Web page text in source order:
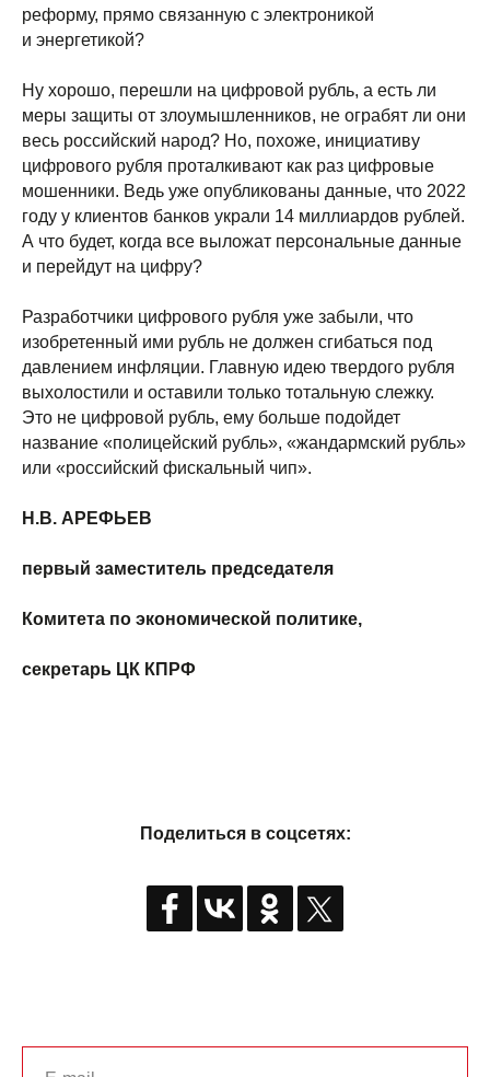
реформу, прямо связанную с электроникой
и энергетикой?
Ну хорошо, перешли на цифровой рубль, а есть ли
меры защиты от злоумышленников, не ограбят ли они
весь российский народ? Но, похоже, инициативу
цифрового рубля проталкивают как раз цифровые
мошенники. Ведь уже опубликованы данные, что 2022
году у клиентов банков украли 14 миллиардов рублей.
А что будет, когда все выложат персональные данные
и перейдут на цифру?
Разработчики цифрового рубля уже забыли, что
изобретенный ими рубль не должен сгибаться под
давлением инфляции. Главную идею твердого рубля
выхолостили и оставили только тотальную слежку.
Это не цифровой рубль, ему больше подойдет
название «полицейский рубль», «жандармский рубль»
или «российский фискальный чип».
Н.В. АРЕФЬЕВ
первый заместитель председателя
Комитета по экономической политике,
секретарь ЦК КПРФ
Поделиться в соцсетях: